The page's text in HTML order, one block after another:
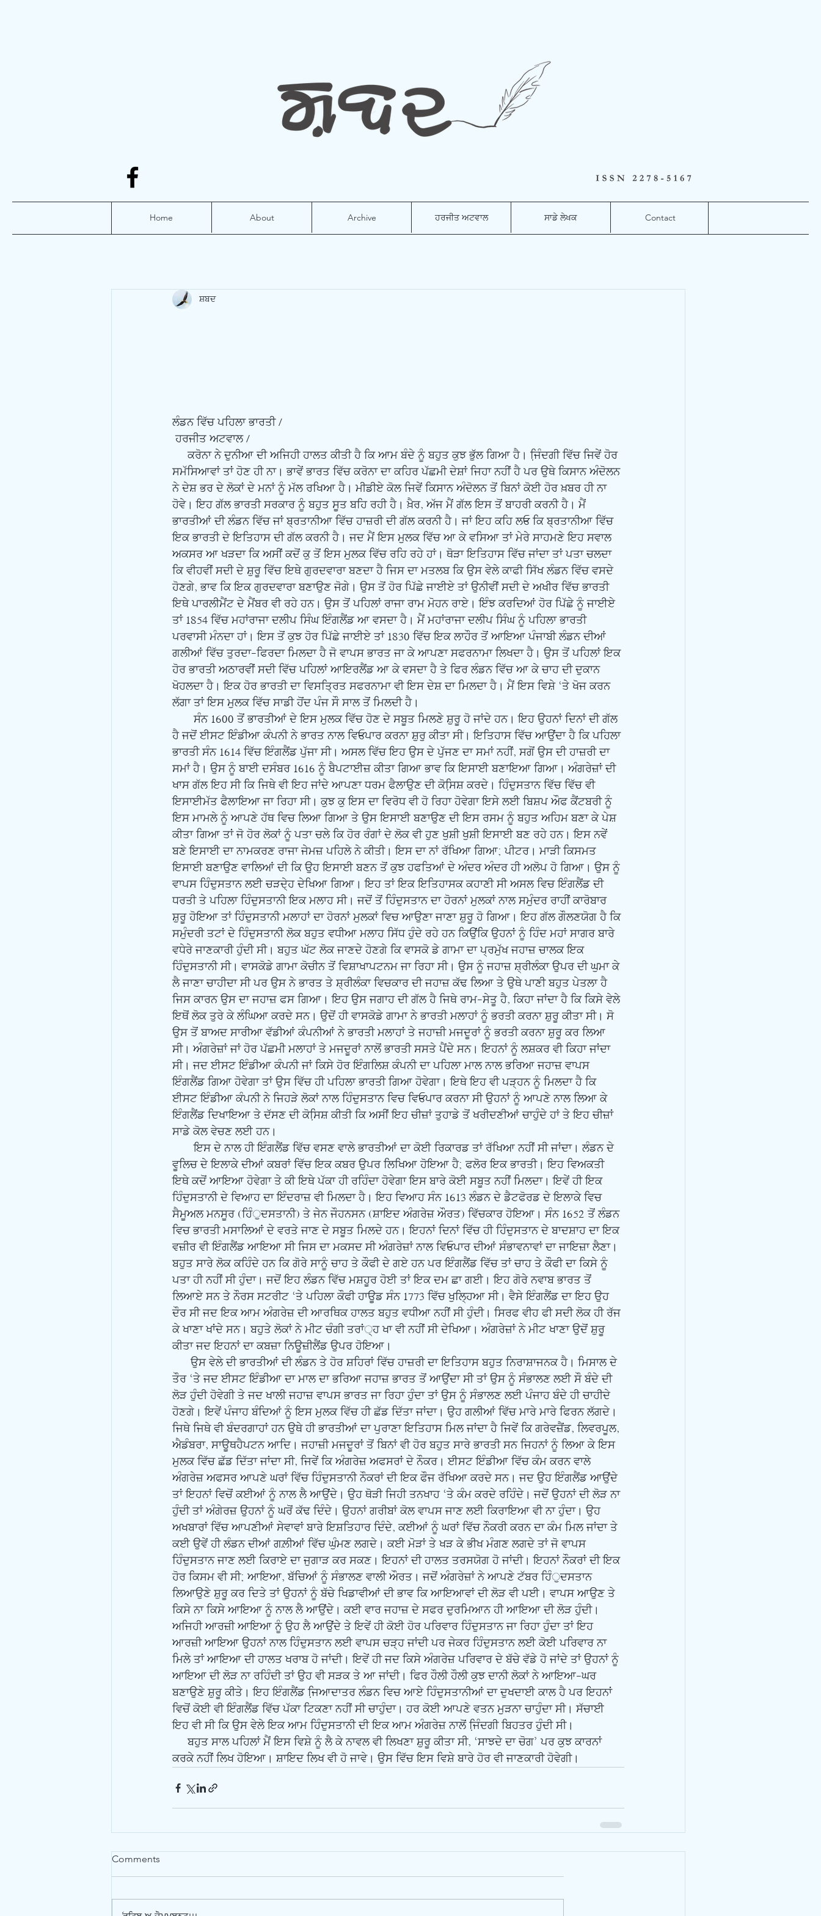
Home About Archive ਹਰਜੀਤ ਅਟਵਾਲ ਸਾਡੇ ਲੇਖਕ Contact
ਸ਼ਬਦ
ਲੰਡਨ ਵਿੱਚ ਪਹਿਲਾ ਭਾਰਤੀ /
ਹਰਜੀਤ ਅਟਵਾਲ /
ਸਮੱਸਿਆਵਾਂ ਤਾਂ ਹੋਣ ਹੀ ਨਾ। ਭਾਵੇਂ ਭਾਰਤ ਵਿੱਚ ਕਰੋਨਾ ਦਾ ਕਹਿਰ ਪੱਛਮੀ ਦੇਸ਼ਾਂ ਜਿਹਾ ਨਹੀਂ ਹੈ ਪਰ ਉਥੇ ਕਿਸਾਨ ਅੰਦੋਲਨ
ਨੇ ਦੇਸ਼ ਭਰ ਦੇ ਲੋਕਾਂ ਦੇ ਮਨਾਂ ਨੂੰ ਮੱਲ ਰਖਿਆ ਹੈ। ਮੀਡੀਏ ਕੋਲ ਜਿਵੇਂ ਕਿਸਾਨ ਅੰਦੋਲਨ ਤੋਂ ਬਿਨਾਂ ਕੋਈ ਹੋਰ ਖ਼ਬਰ ਹੀ ਨਾ
ਹੋਵੇ। ਇਹ ਗੱਲ ਭਾਰਤੀ ਸਰਕਾਰ ਨੂੰ ਬਹੁਤ ਸੂਤ ਬਹਿ ਰਹੀ ਹੈ। ਖ਼ੈਰ, ਅੱਜ ਮੈਂ ਗੱਲ ਇਸ ਤੋਂ ਬਾਹਰੀ ਕਰਨੀ ਹੈ। ਮੈਂ
ਭਾਰਤੀਆਂ ਦੀ ਲੰਡਨ ਵਿੱਚ ਜਾਂ ਬ੍ਰਤਾਨੀਆ ਵਿੱਚ ਹਾਜ਼ਰੀ ਦੀ ਗੱਲ ਕਰਨੀ ਹੈ। ਜਾਂ ਇਹ ਕਹਿ ਲE ਕਿ ਬ੍ਰਤਾਨੀਆ ਵਿੱਚ
ਇਕ ਭਾਰਤੀ ਦੇ ਇਤਿਹਾਸ ਦੀ ਗੱਲ ਕਰਨੀ ਹੈ। ਜਦ ਮੈਂ ਇਸ ਮੁਲਕ ਵਿੱਚ ਆ ਕੇ ਵਸਿਆ ਤਾਂ ਮੇਰੇ ਸਾਹਮਣੇ ਇਹ ਸਵਾਲ
ਅਕਸਰ ਆ ਖੜਦਾ ਕਿ ਅਸੀਂ ਕਦੋਂ ਕੁ ਤੋਂ ਇਸ ਮੁਲਕ ਵਿੱਚ ਰਹਿ ਰਹੇ ਹਾਂ। ਥੋੜਾ ਇਤਿਹਾਸ ਵਿੱਚ ਜਾਂਦਾ ਤਾਂ ਪਤਾ ਚਲਦਾ
ਕਿ ਵੀਹਵੀਂ ਸਦੀ ਦੇ ਸ਼ੁਰੂ ਵਿੱਚ ਇਥੇ ਗੁਰਦਵਾਰਾ ਬਣਦਾ ਹੈ ਜਿਸ ਦਾ ਮਤਲਬ ਕਿ ਉਸ ਵੇਲੇ ਕਾਫੀ ਸਿੱਖ ਲੰਡਨ ਵਿੱਚ ਵਸਦੇ
ਹੋਣਗੇ, ਭਾਵ ਕਿ ਇਕ ਗੁਰਦਵਾਰਾ ਬਣਾਉਣ ਜੋਗੇ। ਉਸ ਤੋਂ ਹੋਰ ਪਿੱਛੇ ਜਾਈਏ ਤਾਂ ਉਨੀਵੀਂ ਸਦੀ ਦੇ ਅਖੀਰ ਵਿੱਚ ਭਾਰਤੀ
ਇਥੇ ਪਾਰਲੀਮੈਂਟ ਦੇ ਮੈਂਬਰ ਵੀ ਰਹੇ ਹਨ। ਉਸ ਤੋਂ ਪਹਿਲਾਂ ਰਾਜਾ ਰਾਮ ਮੋਹਨ ਰਾਏ। ਇੰਝ ਕਰਦਿਆਂ ਹੋਰ ਪਿੱਛੇ ਨੂੰ ਜਾਈਏ
ਤਾਂ 1854 ਵਿੱਚ ਮਹਾਂਰਾਜਾ ਦਲੀਪ ਸਿੰਘ ਇੰਗਲੈਂਡ ਆ ਵਸਦਾ ਹੈ। ਮੈਂ ਮਹਾਂਰਾਜਾ ਦਲੀਪ ਸਿੰਘ ਨੂੰ ਪਹਿਲਾ ਭਾਰਤੀ
ਪਰਵਾਸੀ ਮੰਨਦਾ ਹਾਂ। ਇਸ ਤੋਂ ਕੁਝ ਹੋਰ ਪਿੱਛੇ ਜਾਈਏ ਤਾਂ 1830 ਵਿੱਚ ਇਕ ਲਾਹੌਰ ਤੋਂ ਆਇਆ ਪੰਜਾਬੀ ਲੰਡਨ ਦੀਆਂ
ਗਲੀਆਂ ਵਿੱਚ ਤੁਰਦਾ-ਫਿਰਦਾ ਮਿਲਦਾ ਹੈ ਜੋ ਵਾਪਸ ਭਾਰਤ ਜਾ ਕੇ ਆਪਣਾ ਸਫਰਨਾਮਾ ਲਿਖਦਾ ਹੈ। ਉਸ ਤੋਂ ਪਹਿਲਾਂ ਇਕ
ਹੋਰ ਭਾਰਤੀ ਅਠਾਰਵੀਂ ਸਦੀ ਵਿੱਚ ਪਹਿਲਾਂ ਆਇਰਲੈਂਡ ਆ ਕੇ ਵਸਦਾ ਹੈ ਤੇ ਫਿਰ ਲੰਡਨ ਵਿੱਚ ਆ ਕੇ ਚਾਹ ਦੀ ਦੁਕਾਨ
ਖੋਹਲਦਾ ਹੈ। ਇਕ ਹੋਰ ਭਾਰਤੀ ਦਾ ਵਿਸਤਿ੍ਰਤ ਸਫਰਨਾਮਾ ਵੀ ਇਸ ਦੇਸ਼ ਦਾ ਮਿਲਦਾ ਹੈ। ਮੈਂ ਇਸ ਵਿਸ਼ੇ ‘ਤੇ ਖੋਜ ਕਰਨ
ਲੱਗਾ ਤਾਂ ਇਸ ਮੁਲਕ ਵਿੱਚ ਸਾਡੀ ਹੋਂਦ ਪੰਜ ਸੌ ਸਾਲ ਤੋਂ ਮਿਲਦੀ ਹੈ।
ਹੈ ਜਦੋਂ ਈਸਟ ਇੰਡੀਆ ਕੰਪਨੀ ਨੇ ਭਾਰਤ ਨਾਲ ਵਿEਪਾਰ ਕਰਨਾ ਸ਼ੁਰੁ ਕੀਤਾ ਸੀ। ਇਤਿਹਾਸ ਵਿੱਚ ਆਉਂਦਾ ਹੈ ਕਿ ਪਹਿਲਾ
ਭਾਰਤੀ ਸੰਨ 1614 ਵਿੱਚ ਇੰਗਲੈਂਡ ਪੁੱਜਾ ਸੀ। ਅਸਲ ਵਿੱਚ ਇਹ ਉਸ ਦੇ ਪੁੱਜਣ ਦਾ ਸਮਾਂ ਨਹੀਂ, ਸਗੋਂ ਉਸ ਦੀ ਹਾਜ਼ਰੀ ਦਾ
ਸਮਾਂ ਹੈ। ਉਸ ਨੂੰ ਬਾਈ ਦਸੰਬਰ 1616 ਨੂੰ ਬੈਪਟਾਈਜ਼ ਕੀਤਾ ਗਿਆ ਭਾਵ ਕਿ ਇਸਾਈ ਬਣਾਇਆ ਗਿਆ। ਅੰਗਰੇਜ਼ਾਂ ਦੀ
ਖਾਸ ਗੱਲ ਇਹ ਸੀ ਕਿ ਜਿਥੇ ਵੀ ਇਹ ਜਾਂਦੇ ਆਪਣਾ ਧਰਮ ਫੈਲਾਉਣ ਦੀ ਕੋਸਿ਼ਸ਼ ਕਰਦੇ। ਹਿੰਦੁਸਤਾਨ ਵਿੱਚ ਵਿੱਚ ਵੀ
ਇਸਾਈਮੱਤ ਫੈਲਾਇਆ ਜਾ ਰਿਹਾ ਸੀ। ਕੁਝ ਕੁ ਇਸ ਦਾ ਵਿਰੋਧ ਵੀ ਹੋ ਰਿਹਾ ਹੋਵੇਗਾ ਇਸੇ ਲਈ ਬਿਸ਼ਪ ਔਫ ਕੈਂਟਬਰੀ ਨੂੰ
ਇਸ ਮਾਮਲੇ ਨੂੰ ਆਪਣੇ ਹੱਥ ਵਿਚ ਲਿਆ ਗਿਆ ਤੇ ਉਸ ਇਸਾਈ ਬਣਾਉਣ ਦੀ ਇਸ ਰਸਮ ਨੂੰ ਬਹੁਤ ਅਹਿਮ ਬਣਾ ਕੇ ਪੇਸ਼
ਕੀਤਾ ਗਿਆ ਤਾਂ ਜੋ ਹੋਰ ਲੋਕਾਂ ਨੂੰ ਪਤਾ ਚਲੇ ਕਿ ਹੋਰ ਰੰਗਾਂ ਦੇ ਲੋਕ ਵੀ ਹੁਣ ਖੁਸ਼ੀ ਖੁਸ਼ੀ ਇਸਾਈ ਬਣ ਰਹੇ ਹਨ। ਇਸ ਨਵੇਂ
ਬਣੇ ਇਸਾਈ ਦਾ ਨਾਮਕਰਣ ਰਾਜਾ ਜੇਮਜ਼ ਪਹਿਲੇ ਨੇ ਕੀਤੀ। ਇਸ ਦਾ ਨਾਂ ਰੱਖਿਆ ਗਿਆ; ਪੀਟਰ। ਮਾੜੀ ਕਿਸਮਤ
ਇਸਾਈ ਬਣਾਉਣ ਵਾਲਿਆਂ ਦੀ ਕਿ ਉਹ ਇਸਾਈ ਬਣਨ ਤੋਂ ਕੁਝ ਹਫਤਿਆਂ ਦੇ ਅੰਦਰ ਅੰਦਰ ਹੀ ਅਲੋਪ ਹੋ ਗਿਆ। ਉਸ ਨੂੰ
ਵਾਪਸ ਹਿੰਦੁਸਤਾਨ ਲਈ ਚੜਦੇ੍ਹ ਦੇਖਿਆ ਗਿਆ। ਇਹ ਤਾਂ ਇਕ ਇਤਿਹਾਸਕ ਕਹਾਣੀ ਸੀ ਅਸਲ ਵਿਚ ਇੰਗਲੈਂਡ ਦੀ
ਧਰਤੀ ਤੇ ਪਹਿਲਾ ਹਿੰਦੁਸਤਾਨੀ ਇਕ ਮਲਾਹ ਸੀ। ਜਦੋਂ ਤੋਂ ਹਿੰਦੁਸਤਾਨ ਦਾ ਹੋਰਨਾਂ ਮੁਲਕਾਂ ਨਾਲ ਸਮੁੰਦਰ ਰਾਹੀਂ ਕਾਰੋਬਾਰ
ਸ਼ੁਰੂ ਹੋਇਆ ਤਾਂ ਹਿੰਦੁਸਤਾਨੀ ਮਲਾਹਾਂ ਦਾ ਹੋਰਨਾਂ ਮੁਲਕਾਂ ਵਿਚ ਆਉਣਾ ਜਾਣਾ ਸ਼ੁਰੂ ਹੋ ਗਿਆ। ਇਹ ਗੱਲ ਗੌਲਣਯੋਗ ਹੈ ਕਿ
ਸਮੁੰਦਰੀ ਤਟਾਂ ਦੇ ਹਿੰਦੁਸਤਾਨੀ ਲੋਕ ਬਹੁਤ ਵਧੀਆ ਮਲਾਹ ਸਿੱਧ ਹੁੰਦੇ ਰਹੇ ਹਨ ਕਿਉਂਕਿ ਉਹਨਾਂ ਨੂੰ ਹਿੰਦ ਮਹਾਂ ਸਾਗਰ ਬਾਰੇ
ਵਧੇਰੇ ਜਾਣਕਾਰੀ ਹੁੰਦੀ ਸੀ। ਬਹੁਤ ਘੱਟ ਲੋਕ ਜਾਣਦੇ ਹੋਣਗੇ ਕਿ ਵਾਸਕੋ ਡੇ ਗਾਮਾ ਦਾ ਪ੍ਰਮੁੱਖ ਜਹਾਜ਼ ਚਾਲਕ ਇਕ
ਹਿੰਦੁਸਤਾਨੀ ਸੀ। ਵਾਸਕੋਡੇ ਗਾਮਾ ਕੋਚੀਨ ਤੋਂ ਵਿਸ਼ਾਖਾਪਟਨਮ ਜਾ ਰਿਹਾ ਸੀ। ਉਸ ਨੂੰ ਜਹਾਜ਼ ਸ਼੍ਰੀਲੰਕਾ ਉਪਰ ਦੀ ਘੁਮਾ ਕੇ
ਲੈ ਜਾਣਾ ਚਾਹੀਦਾ ਸੀ ਪਰ ਉਸ ਨੇ ਭਾਰਤ ਤੇ ਸ਼੍ਰੀਲੰਕਾ ਵਿਚਕਾਰ ਦੀ ਜਹਾਜ਼ ਕੱਢ ਲਿਆ ਤੇ ਉਥੇ ਪਾਣੀ ਬਹੁਤ ਪੇਤਲਾ ਹੈ
ਜਿਸ ਕਾਰਨ ਉਸ ਦਾ ਜਹਾਜ਼ ਫਸ ਗਿਆ। ਇਹ ਉਸ ਜਗਾਹ ਦੀ ਗੱਲ ਹੈ ਜਿਥੇ ਰਾਮ-ਸੇਤੂ ਹੈ, ਕਿਹਾ ਜਾਂਦਾ ਹੈ ਕਿ ਕਿਸੇ ਵੇਲੇ
ਇਥੋਂ ਲੋਕ ਤੁਰੇ ਕੇ ਲੰਘਿਆ ਕਰਦੇ ਸਨ। ਉਦੋਂ ਹੀ ਵਾਸਕੋਡੇ ਗਾਮਾ ਨੇ ਭਾਰਤੀ ਮਲਾਹਾਂ ਨੂੰ ਭਰਤੀ ਕਰਨਾ ਸ਼ੁਰੂ ਕੀਤਾ ਸੀ। ਸੋ
ਉਸ ਤੋਂ ਬਾਅਦ ਸਾਰੀਆ ਵੱਡੀਆਂ ਕੰਪਨੀਆਂ ਨੇ ਭਾਰਤੀ ਮਲਾਹਾਂ ਤੇ ਜਹਾਜ਼ੀ ਮਜਦੂਰਾਂ ਨੂੰ ਭਰਤੀ ਕਰਨਾ ਸ਼ੁਰੂ ਕਰ ਲਿਆ
ਸੀ। ਅੰਗਰੇਜ਼ਾਂ ਜਾਂ ਹੋਰ ਪੱਛਮੀ ਮਲਾਹਾਂ ਤੇ ਮਜਦੂਰਾਂ ਨਾਲੋਂ ਭਾਰਤੀ ਸਸਤੇ ਪੈਂਦੇ ਸਨ। ਇਹਨਾਂ ਨੂੰ ਲਸ਼ਕਰ ਵੀ ਕਿਹਾ ਜਾਂਦਾ
ਸੀ। ਜਦ ਈਸਟ ਇੰਡੀਆ ਕੰਪਨੀ ਜਾਂ ਕਿਸੇ ਹੋਰ ਇੰਗਲਿਸ਼ ਕੰਪਨੀ ਦਾ ਪਹਿਲਾ ਮਾਲ ਨਾਲ ਭਰਿਆ ਜਹਾਜ਼ ਵਾਪਸ
ਇੰਗਲੈਂਡ ਗਿਆ ਹੋਵੇਗਾ ਤਾਂ ਉਸ ਵਿੱਚ ਹੀ ਪਹਿਲਾ ਭਾਰਤੀ ਗਿਆ ਹੋਵੇਗਾ। ਇਥੇ ਇਹ ਵੀ ਪੜ੍ਹਨ ਨੂੰ ਮਿਲਦਾ ਹੈ ਕਿ
ਈਸਟ ਇੰਡੀਆ ਕੰਪਨੀ ਨੇ ਜਿਹੜੇ ਲੋਕਾਂ ਨਾਲ ਹਿੰਦੁਸਤਾਨ ਵਿਚ ਵਿEਪਾਰ ਕਰਨਾ ਸੀ ਉਹਨਾਂ ਨੂੰ ਆਪਣੇ ਨਾਲ ਲਿਆ ਕੇ
ਇੰਗਲੈਂਡ ਦਿਖਾਇਆ ਤੇ ਦੱਸਣ ਦੀ ਕੋਸਿ਼ਸ਼ ਕੀਤੀ ਕਿ ਅਸੀਂ ਇਹ ਚੀਜ਼ਾਂ ਤੁਹਾਡੇ ਤੋਂ ਖਰੀਦਣੀਆਂ ਚਾਹੁੰਦੇ ਹਾਂ ਤੇ ਇਹ ਚੀਜ਼ਾਂ
ਸਾਡੇ ਕੋਲ ਵੇਚਣ ਲਈ ਹਨ।
       ਇਸ ਦੇ ਨਾਲ ਹੀ ਇੰਗਲੈਂਡ ਵਿੱਚ ਵਸਣ ਵਾਲੇ ਭਾਰਤੀਆਂ ਦਾ ਕੋਈ ਰਿਕਾਰਡ ਤਾਂ ਰੱਖਿਆ ਨਹੀਂ ਸੀ ਜਾਂਦਾ। ਲੰਡਨ ਦੇ
ਵੂਲਿਚ ਦੇ ਇਲਾਕੇ ਦੀਆਂ ਕਬਰਾਂ ਵਿੱਚ ਇਕ ਕਬਰ ਉਪਰ ਲਿਖਿਆ ਹੋਇਆ ਹੈ; ਫਲੋਰ ਇਕ ਭਾਰਤੀ। ਇਹ ਵਿਅਕਤੀ
ਇਥੇ ਕਦੋਂ ਆਇਆ ਹੋਵੇਗਾ ਤੇ ਕੀ ਇਥੇ ਪੱਕਾ ਹੀ ਰਹਿੰਦਾ ਹੋਵੇਗਾ ਇਸ ਬਾਰੇ ਕੋਈ ਸਬੂਤ ਨਹੀਂ ਮਿਲਦਾ। ਇਵੇਂ ਹੀ ਇਕ
ਹਿੰਦੁਸਤਾਨੀ ਦੇ ਵਿਆਹ ਦਾ ਇੰਦਰਾਜ਼ ਵੀ ਮਿਲਦਾ ਹੈ। ਇਹ ਵਿਆਹ ਸੰਨ 1613 ਲੰਡਨ ਦੇ ਡੈਟਫੋਰਡ ਦੇ ਇਲਾਕੇ ਵਿਚ
ਸੈਮੂਅਲ ਮਨਸੂਰ (ਹਿੰੁਦਸਤਾਨੀ) ਤੇ ਜੇਨ ਜੌਹਨਸਨ (ਸ਼ਾਇਦ ਅੰਗਰੇਜ਼ ਔਰਤ) ਵਿੱਚਕਾਰ ਹੋਇਆ। ਸੰਨ 1652 ਤੋਂ ਲੰਡਨ
ਵਿਚ ਭਾਰਤੀ ਮਸਾਲਿਆਂ ਦੇ ਵਰਤੇ ਜਾਣ ਦੇ ਸਬੂਤ ਮਿਲਦੇ ਹਨ। ਇਹਨਾਂ ਦਿਨਾਂ ਵਿੱਚ ਹੀ ਹਿੰਦੁਸਤਾਨ ਦੇ ਬਾਦਸ਼ਾਹ ਦਾ ਇਕ
ਵਜ਼ੀਰ ਵੀ ਇੰਗਲੈਂਡ ਆਇਆ ਸੀ ਜਿਸ ਦਾ ਮਕਸਦ ਸੀ ਅੰਗਰੇਜ਼ਾਂ ਨਾਲ ਵਿEਪਾਰ ਦੀਆਂ ਸੰਭਾਵਨਾਵਾਂ ਦਾ ਜਾਇਜ਼ਾ ਲੈਣਾ।
ਬਹੁਤ ਸਾਰੇ ਲੋਕ ਕਹਿੰਦੇ ਹਨ ਕਿ ਗੋਰੇ ਸਾਨੂੰ ਚਾਹ ਤੇ ਕੌਫੀ ਦੇ ਗਏ ਹਨ ਪਰ ਇੰਗਲੈਂਡ ਵਿੱਚ ਤਾਂ ਚਾਹ ਤੇ ਕੌਫੀ ਦਾ ਕਿਸੇ ਨੂੰ
ਪਤਾ ਹੀ ਨਹੀਂ ਸੀ ਹੁੰਦਾ। ਜਦੋਂ ਇਹ ਲੰਡਨ ਵਿੱਚ ਮਸ਼ਹੂਰ ਹੋਈ ਤਾਂ ਇਕ ਦਮ ਛਾ ਗਈ। ਇਹ ਗੋਰੇ ਨਵਾਬ ਭਾਰਤ ਤੋਂ
ਲਿਆਏ ਸਨ ਤੇ ਨੌਰਸ ਸਟਰੀਟ ‘ਤੇ ਪਹਿਲਾ ਕੌਫੀ ਹਾਊਡ ਸੰਨ 1773 ਵਿੱਚ ਖੁਲਿ੍ਹਆ ਸੀ। ਵੈਸੇ ਇੰਗਲੈਂਡ ਦਾ ਇਹ ਉਹ
ਦੌਰ ਸੀ ਜਦ ਇਕ ਆਮ ਅੰਗਰੇਜ਼ ਦੀ ਆਰਥਿਕ ਹਾਲਤ ਬਹੁਤ ਵਧੀਆ ਨਹੀਂ ਸੀ ਹੁੰਦੀ। ਸਿਰਫ ਵੀਹ ਫੀ ਸਦੀ ਲੋਕ ਹੀ ਰੱਜ
ਕੇ ਖਾਣਾ ਖਾਂਦੇ ਸਨ। ਬਹੁਤੇ ਲੋਕਾਂ ਨੇ ਮੀਟ ਚੰਗੀ ਤਰਾਂ੍ਹ ਖਾ ਵੀ ਨਹੀਂ ਸੀ ਦੇਖਿਆ। ਅੰਗਰੇਜ਼ਾਂ ਨੇ ਮੀਟ ਖਾਣਾ ਉਦੋਂ ਸ਼ੁਰੂ
ਕੀਤਾ ਜਦ ਇਹਨਾਂ ਦਾ ਕਬਜ਼ਾ ਨਿਊਜ਼ੀਲੈਂਡ ਉਪਰ ਹੋਇਆ।
ਤੌਰ ‘ਤੇ ਜਦ ਈਸਟ ਇੰਡੀਆ ਦਾ ਮਾਲ ਦਾ ਭਰਿਆ ਜਹਾਜ਼ ਭਾਰਤ ਤੋਂ ਆਉਂਦਾ ਸੀ ਤਾਂ ਉਸ ਨੂੰ ਸੰਭਾਲਣ ਲਈ ਸੌ ਬੰਦੇ ਦੀ
ਲੋੜ ਹੁੰਦੀ ਹੋਵੇਗੀ ਤੇ ਜਦ ਖਾਲੀ ਜਹਾਜ਼ ਵਾਪਸ ਭਾਰਤ ਜਾ ਰਿਹਾ ਹੁੰਦਾ ਤਾਂ ਉਸ ਨੂੰ ਸੰਭਾਲਣ ਲਈ ਪੰਜਾਹ ਬੰਦੇ ਹੀ ਚਾਹੀਦੇ
ਹੋਣਗੇ। ਇਵੇਂ ਪੰਜਾਹ ਬੰਦਿਆਂ ਨੂੰ ਇਸ ਮੁਲਕ ਵਿੱਚ ਹੀ ਛੱਡ ਦਿੱਤਾ ਜਾਂਦਾ। ਉਹ ਗਲੀਆਂ ਵਿੱਚ ਮਾਰੇ ਮਾਰੇ ਫਿਰਨ ਲੱਗਦੇ।
ਜਿਥੇ ਜਿਥੇ ਵੀ ਬੰਦਰਗਾਹਾਂ ਹਨ ਉਥੇ ਹੀ ਭਾਰਤੀਆਂ ਦਾ ਪੁਰਾਣਾ ਇਤਿਹਾਸ ਮਿਲ ਜਾਂਦਾ ਹੈ ਜਿਵੇਂ ਕਿ ਗਰੇਵਜ਼ੈਂਡ, ਲਿਵਰਪੂਲ,
ਐਡੰਬਰਾ, ਸਾਊਥਹੈਪਟਨ ਆਦਿ। ਜਹਾਜ਼ੀ ਮਜਦੂਰਾਂ ਤੋਂ ਬਿਨਾਂ ਵੀ ਹੋਰ ਬਹੁਤ ਸਾਰੇ ਭਾਰਤੀ ਸਨ ਜਿਹਨਾਂ ਨੂੰ ਲਿਆ ਕੇ ਇਸ
ਮੁਲਕ ਵਿੱਚ ਛੱਡ ਦਿੱਤਾ ਜਾਂਦਾ ਸੀ, ਜਿਵੇਂ ਕਿ ਅੰਗਰੇਜ਼ ਅਫਸਰਾਂ ਦੇ ਨੌਕਰ। ਈਸਟ ਇੰਡੀਆ ਵਿੱਚ ਕੰਮ ਕਰਨ ਵਾਲੇ
ਅੰਗਰੇਜ਼ ਅਫਸਰ ਆਪਣੇ ਘਰਾਂ ਵਿੱਚ ਹਿੰਦੁਸਤਾਨੀ ਨੌਕਰਾਂ ਦੀ ਇਕ ਫੌਜ ਰੱਖਿਆ ਕਰਦੇ ਸਨ। ਜਦ ਉਹ ਇੰਗਲੈਂਡ ਆਉਂਦੇ
ਤਾਂ ਇਹਨਾਂ ਵਿਚੋਂ ਕਈਆਂ ਨੂੰ ਨਾਲ ਲੈ ਆਉਂਦੇ। ਉਹ ਥੋੜੀ ਜਿਹੀ ਤਨਖਾਹ ‘ਤੇ ਕੰਮ ਕਰਦੇ ਰਹਿੰਦੇ। ਜਦੋਂ ਉਹਨਾਂ ਦੀ ਲੋੜ ਨਾ
ਹੁੰਦੀ ਤਾਂ ਅੰਗੇਰਜ਼ ਉਹਨਾਂ ਨੂੰ ਘਰੋਂ ਕੱਢ ਦਿੰਦੇ। ਉਹਨਾਂ ਗਰੀਬਾਂ ਕੋਲ ਵਾਪਸ ਜਾਣ ਲਈ ਕਿਰਾਇਆ ਵੀ ਨਾ ਹੁੰਦਾ। ਉਹ
ਅਖਬਾਰਾਂ ਵਿੱਚ ਆਪਣੀਆਂ ਸੇਵਾਵਾਂ ਬਾਰੇ ਇਸ਼ਤਿਹਾਰ ਦਿੰਦੇ, ਕਈਆਂ ਨੂੰ ਘਰਾਂ ਵਿੱਚ ਨੌਕਰੀ ਕਰਨ ਦਾ ਕੰਮ ਮਿਲ ਜਾਂਦਾ ਤੇ
ਕਈ ਉਵੇਂ ਹੀ ਲੰਡਨ ਦੀਆਂ ਗਲ਼ੀਆਂ ਵਿੱਚ ਘੁੰਮਣ ਲਗਦੇ। ਕਈ ਮੋੜਾਂ ਤੇ ਖੜ ਕੇ ਭੀਖ ਮੰਗਣ ਲਗਦੇ ਤਾਂ ਜੋ ਵਾਪਸ
ਹਿੰਦੁਸਤਾਨ ਜਾਣ ਲਈ ਕਿਰਾਏ ਦਾ ਜੁਗਾੜ ਕਰ ਸਕਣ। ਇਹਨਾਂ ਦੀ ਹਾਲਤ ਤਰਸਯੋਗ ਹੋ ਜਾਂਦੀ। ਇਹਨਾਂ ਨੌਕਰਾਂ ਦੀ ਇਕ
ਹੋਰ ਕਿਸਮ ਵੀ ਸੀ; ਆਇਆ, ਬੱਚਿਆਂ ਨੂੰ ਸੰਭਾਲਣ ਵਾਲੀ ਔਰਤ। ਜਦੋਂ ਅੰਗਰੇਜ਼ਾਂ ਨੇ ਆਪਣੇ ਟੱਬਰ ਹਿੰੁਦਸਤਾਨ
ਲਿਆਉਣੇ ਸ਼ੁਰੂ ਕਰ ਦਿਤੇ ਤਾਂ ਉਹਨਾਂ ਨੂੰ ਬੱਚੇ ਖਿਡਾਵੀਆਂ ਦੀ ਭਾਵ ਕਿ ਆਇਆਵਾਂ ਦੀ ਲੋੜ ਵੀ ਪਈ। ਵਾਪਸ ਆਉਣ ਤੇ
ਕਿਸੇ ਨਾ ਕਿਸੇ ਆਇਆ ਨੂੰ ਨਾਲ ਲੈ ਆਉਂਦੇ। ਕਈ ਵਾਰ ਜਹਾਜ਼ ਦੇ ਸਫਰ ਦੁਰਮਿਆਨ ਹੀ ਆਇਆ ਦੀ ਲੋੜ ਹੁੰਦੀ।
ਅਜਿਹੀ ਆਰਜ਼ੀ ਆਇਆ ਨੂੰ ਉਹ ਲੈ ਆਉਂਦੇ ਤੇ ਇਵੇਂ ਹੀ ਕੋਈ ਹੋਰ ਪਰਿਵਾਰ ਹਿੰਦੁਸਤਾਨ ਜਾ ਰਿਹਾ ਹੁੰਦਾ ਤਾਂ ਇਹ
ਆਰਜ਼ੀ ਆਇਆ ਉਹਨਾਂ ਨਾਲ ਹਿੰਦੁਸਤਾਨ ਲਈ ਵਾਪਸ ਚੜ੍ਹ ਜਾਂਦੀ ਪਰ ਜੇਕਰ ਹਿੰਦੁਸਤਾਨ ਲਈ ਕੋਈ ਪਰਿਵਾਰ ਨਾ
ਮਿਲੇ ਤਾਂ ਆਇਆ ਦੀ ਹਾਲਤ ਖਰਾਬ ਹੋ ਜਾਂਦੀ। ਇਵੇਂ ਹੀ ਜਦ ਕਿਸੇ ਅੰਗਰੇਜ਼ ਪਰਿਵਾਰ ਦੇ ਬੱਚੇ ਵੱਡੇ ਹੋ ਜਾਂਦੇ ਤਾਂ ਉਹਨਾਂ ਨੂੰ
ਆਇਆ ਦੀ ਲੋੜ ਨਾ ਰਹਿੰਦੀ ਤਾਂ ਉਹ ਵੀ ਸੜਕ ਤੇ ਆ ਜਾਂਦੀ। ਫਿਰ ਹੌਲੀ ਹੌਲੀ ਕੁਝ ਦਾਨੀ ਲੋਕਾਂ ਨੇ ਆਇਆ-ਘਰ
ਬਣਾਉਣੇ ਸ਼ੁਰੂ ਕੀਤੇ। ਇਹ ਇੰਗਲੈਂਡ ਜਿ਼ਆਦਾਤਰ ਲੰਡਨ ਵਿਚ ਆਏ ਹਿੰਦੁਸਤਾਨੀਆਂ ਦਾ ਦੁਖਦਾਈ ਕਾਲ ਹੈ ਪਰ ਇਹਨਾਂ
ਵਿਚੋਂ ਕੋਈ ਵੀ ਇੰਗਲੈਂਡ ਵਿੱਚ ਪੱਕਾ ਟਿਕਣਾ ਨਹੀਂ ਸੀ ਚਾਹੁੰਦਾ। ਹਰ ਕੋਈ ਆਪਣੇ ਵਤਨ ਮੁੜਨਾ ਚਾਹੁੰਦਾ ਸੀ। ਸੱਚਾਈ
ਇਹ ਵੀ ਸੀ ਕਿ ਉਸ ਵੇਲੇ ਇਕ ਆਮ ਹਿੰਦੁਸਤਾਨੀ ਦੀ ਇਕ ਆਮ ਅੰਗਰੇਜ਼ ਨਾਲੋਂ ਜਿ਼ੰਦਗੀ ਬਿਹਤਰ ਹੁੰਦੀ ਸੀ।
ਕਰਕੇ ਨਹੀਂ ਲਿਖ ਹੋਇਆ। ਸ਼ਾਇਦ ਲਿਖ ਵੀ ਹੋ ਜਾਵੇ। ਉਸ ਵਿੱਚ ਇਸ ਵਿਸ਼ੇ ਬਾਰੇ ਹੋਰ ਵੀ ਜਾਣਕਾਰੀ ਹੋਵੇਗੀ।
Comments